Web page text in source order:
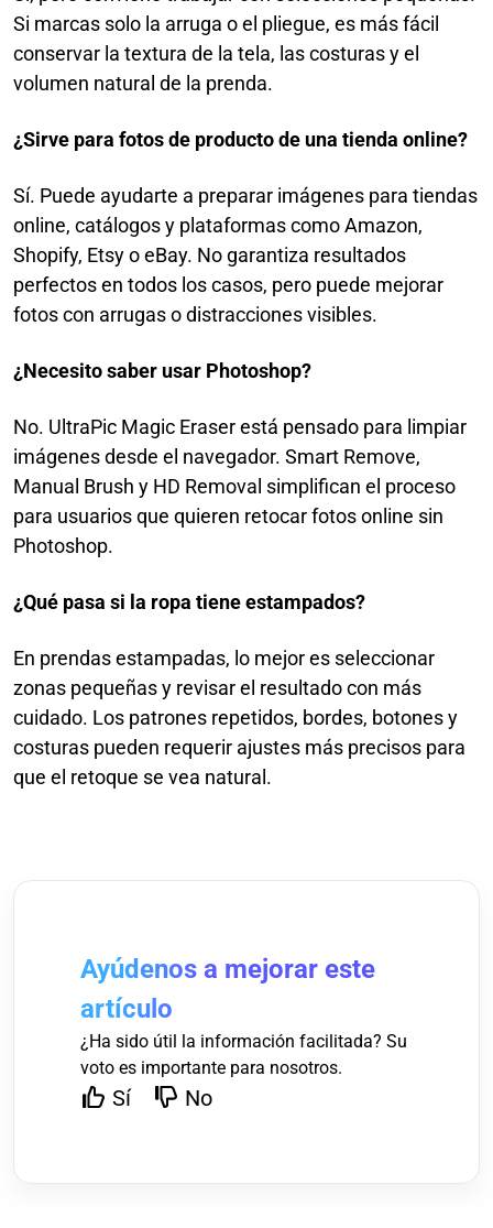
Si marcas solo la arruga o el pliegue, es más fácil
conservar la textura de la tela, las costuras y el
volumen natural de la prenda.
¿Sirve para fotos de producto de una tienda online?
Sí. Puede ayudarte a preparar imágenes para tiendas
online, catálogos y plataformas como Amazon,
Shopify, Etsy o eBay. No garantiza resultados
perfectos en todos los casos, pero puede mejorar
fotos con arrugas o distracciones visibles.
¿Necesito saber usar Photoshop?
No. UltraPic Magic Eraser está pensado para limpiar
imágenes desde el navegador. Smart Remove,
Manual Brush y HD Removal simplifican el proceso
para usuarios que quieren retocar fotos online sin
Photoshop.
¿Qué pasa si la ropa tiene estampados?
En prendas estampadas, lo mejor es seleccionar
zonas pequeñas y revisar el resultado con más
cuidado. Los patrones repetidos, bordes, botones y
costuras pueden requerir ajustes más precisos para
que el retoque se vea natural.
Ayúdenos a mejorar este
artículo
¿Ha sido útil la información facilitada? Su
voto es importante para nosotros.
Sí No